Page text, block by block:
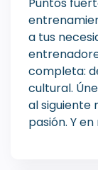
a tus
completa:
cultural.
al siguiente
pasión. Y